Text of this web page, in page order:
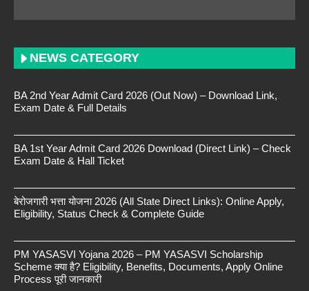
NEWS CATEGORY
BA 2nd Year Admit Card 2026 (Out Now) – Download Link,
Exam Date & Full Details
BA 1st Year Admit Card 2026 Download (Direct Link) – Check
Exam Date & Hall Ticket
बेरोजगारी भत्ता योजना 2026 (All State Direct Links): Online Apply,
Eligibility, Status Check & Complete Guide
PM YASASVI Yojana 2026 – PM YASASVI Scholarship
Scheme क्या है? Eligibility, Benefits, Documents, Apply Online
Process पूरी जानकारी